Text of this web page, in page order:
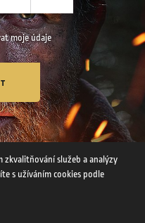
moje údaje
zkvalitňování služeb a analýzy
s užíváním cookies podle